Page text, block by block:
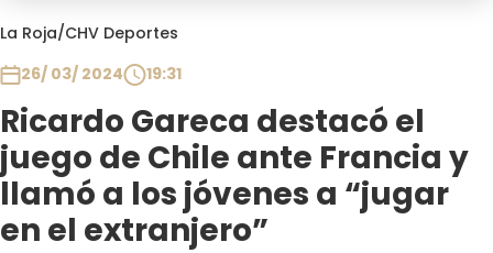
La Roja/CHV Deportes
26/ 03/ 2024
19:31
Ricardo Gareca destacó el
juego de Chile ante Francia y
llamó a los jóvenes a “jugar
en el extranjero”
Programas
Club De La Comedia
Contigo en Directo
Plan Perfecto
El Tiempo
Sabingo
Todos Los Programas